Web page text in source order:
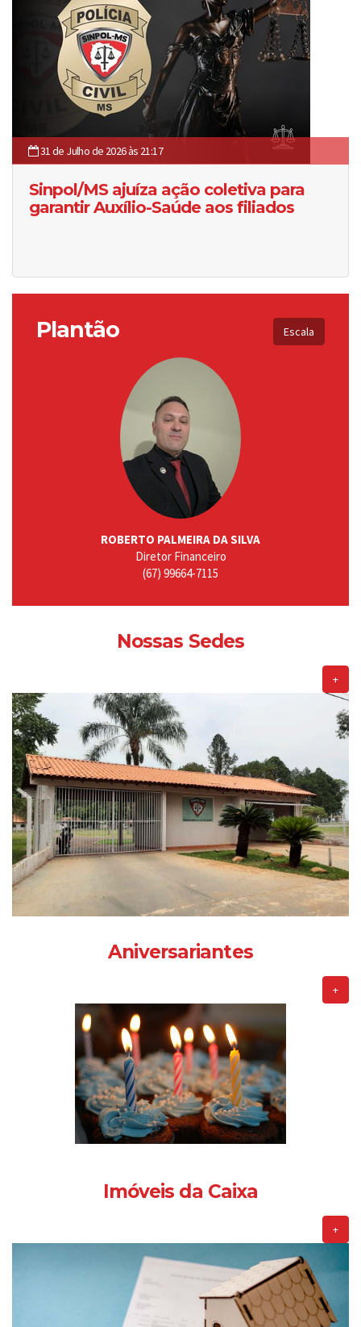
31 de Julho de 2026 às 21:17
Sinpol/MS ajuíza ação coletiva para
garantir Auxílio-Saúde aos filiados
Plantão Escala
ROBERTO PALMEIRA DA SILVA
Diretor Financeiro
(67) 99664-7115
Nossas Sedes
+
Aniversariantes
+
Imóveis da Caixa
+